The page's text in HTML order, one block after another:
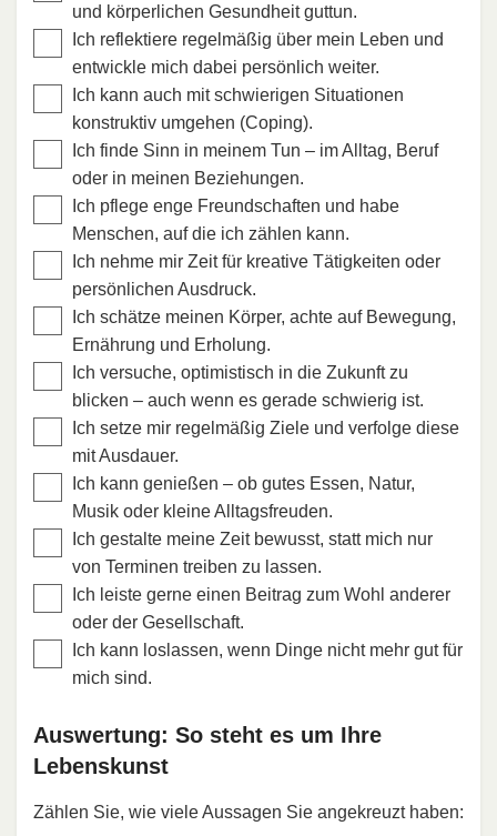
und körperlichen Gesundheit guttun.
Ich reflektiere regelmäßig über mein Leben und
entwickle mich dabei persönlich weiter.
Ich kann auch mit schwierigen Situationen
konstruktiv umgehen (Coping).
Ich finde Sinn in meinem Tun – im Alltag, Beruf
oder in meinen Beziehungen.
Ich pflege enge Freundschaften und habe
Menschen, auf die ich zählen kann.
Ich nehme mir Zeit für kreative Tätigkeiten oder
persönlichen Ausdruck.
Ich schätze meinen Körper, achte auf Bewegung,
Ernährung und Erholung.
Ich versuche, optimistisch in die Zukunft zu
blicken – auch wenn es gerade schwierig ist.
Ich setze mir regelmäßig Ziele und verfolge diese
mit Ausdauer.
Ich kann genießen – ob gutes Essen, Natur,
Musik oder kleine Alltagsfreuden.
Ich gestalte meine Zeit bewusst, statt mich nur
von Terminen treiben zu lassen.
Ich leiste gerne einen Beitrag zum Wohl anderer
oder der Gesellschaft.
Ich kann loslassen, wenn Dinge nicht mehr gut für
mich sind.
Auswertung: So steht es um Ihre
Lebenskunst
Zählen Sie, wie viele Aussagen Sie angekreuzt haben: